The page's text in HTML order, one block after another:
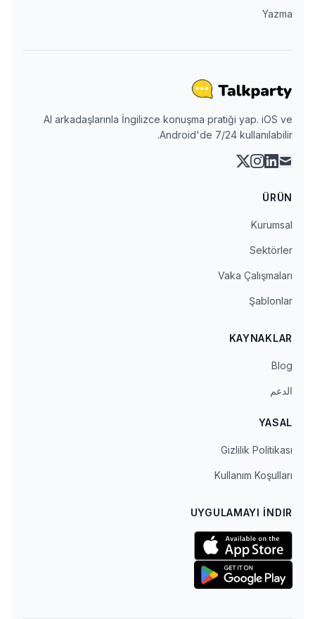
Yazma
AI arkadaşlarınla İngilizce konuşma pratiği yap. iOS ve
Android'de 7/24 kullanılabilir.
mail
linkedin
instagram
x
ÜRÜN
Kurumsal
Sektörler
Vaka Çalışmaları
Şablonlar
KAYNAKLAR
Blog
الدعم
YASAL
Gizlilik Politikası
Kullanım Koşulları
UYGULAMAYI İNDIR